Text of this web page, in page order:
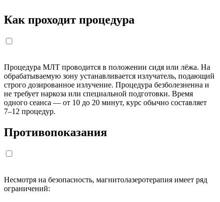
Как проходит процедура
Процедура МЛТ проводится в положении сидя или лёжа. На
обрабатываемую зону устанавливается излучатель, подающий
строго дозированное излучение. Процедура безболезненна и
не требует наркоза или специальной подготовки. Время
одного сеанса — от 10 до 20 минут, курс обычно составляет
7–12 процедур.
Противопоказания
Несмотря на безопасность, магнитолазеротерапия имеет ряд
ограничений: